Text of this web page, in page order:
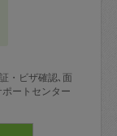
・ビザ確認､面
ートセンター